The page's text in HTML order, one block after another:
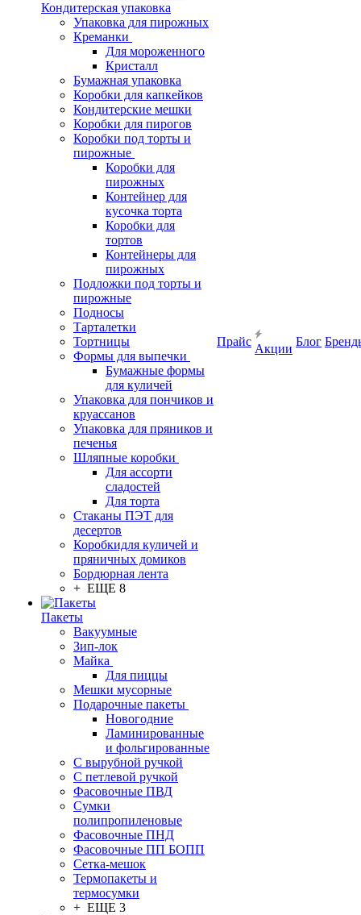
Кондитерская упаковка
Упаковка для пирожных
Креманки
Для мороженного
Кристалл
Бумажная упаковка
Коробки для капкейков
Кондитерские мешки
Коробки для пирогов
Коробки под торты и
пирожные
Коробки для
пирожных
Контейнер для
кусочка торта
Коробки для
тортов
Контейнеры для
пирожных
Подложки под торты и
пирожные
Подносы
Тарталетки
Тортницы
Формы для выпечки
Бумажные формы
для куличей
Упаковка для пончиков и
круассанов
Упаковка для пряников и
печенья
Шляпные коробки
Для ассорти
сладостей
Для торта
Стаканы ПЭТ для
десертов
Коробкидля куличей и
пряничных домиков
Бордюрная лента
+ ЕЩЕ 8
Пакеты
Вакуумные
Зип-лок
Майка
Для пиццы
Мешки мусорные
Подарочные пакеты
Новогодние
Ламинированные
и фольгированные
С вырубной ручкой
С петлевой ручкой
Фасовочные ПВД
Сумки
полипропиленовые
Фасовочные ПНД
Фасовочные ПП БОПП
Сетка-мешок
Термопакеты и
термосумки
+ ЕЩЕ 3
Прайс
Акции
Блог